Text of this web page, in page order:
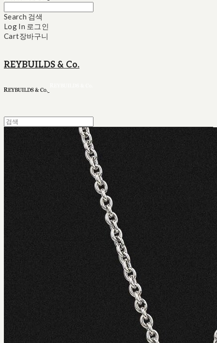
Search 검색
Log In 로그인
Cart장바구니
REYBUILDS & Co.